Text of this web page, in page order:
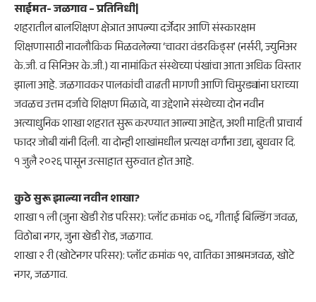
साईमत- जळगाव – प्रतिनिधी|
शहरातील बालशिक्षण क्षेत्रात आपल्या दर्जेदार आणि संस्कारक्षम
शिक्षणासाठी नावलौकिक मिळवलेल्या ‘चावरा वंडरकिड्स’ (नर्सरी, ज्युनिअर
के.जी. व सिनिअर के.जी.) या नामांकित संस्थेच्या पंखांचा आता अधिक विस्तार
झाला आहे. जळगावकर पालकांची वाढती मागणी आणि चिमुरड्यांना घराच्या
जवळच उत्तम दर्जाचे शिक्षण मिळावे, या उद्देशाने संस्थेच्या दोन नवीन
अत्याधुनिक शाखा शहरात सुरू करण्यात आल्या आहेत, अशी माहिती प्राचार्य
फादर जोबी यांनी दिली. या दोन्ही शाखांमधील प्रत्यक्ष वर्गांना उद्या, बुधवार दि.
१ जुलै २०२६ पासून उत्साहात सुरुवात होत आहे.
​कुठे सुरू झाल्या नवीन शाखा?
​शाखा १ ली (जुना खेडी रोड परिसर): प्लॉट क्रमांक ०६, गीताई बिल्डिंग जवळ,
विठोबा नगर, जुना खेडी रोड, जळगाव.
​शाखा २ री (खोटेनगर परिसर): प्लॉट क्रमांक १९, वातिका आश्रमजवळ, खोटे
नगर, जळगाव.